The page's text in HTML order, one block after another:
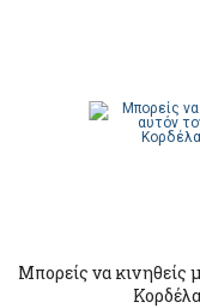
Μπορείς να κινηθείς